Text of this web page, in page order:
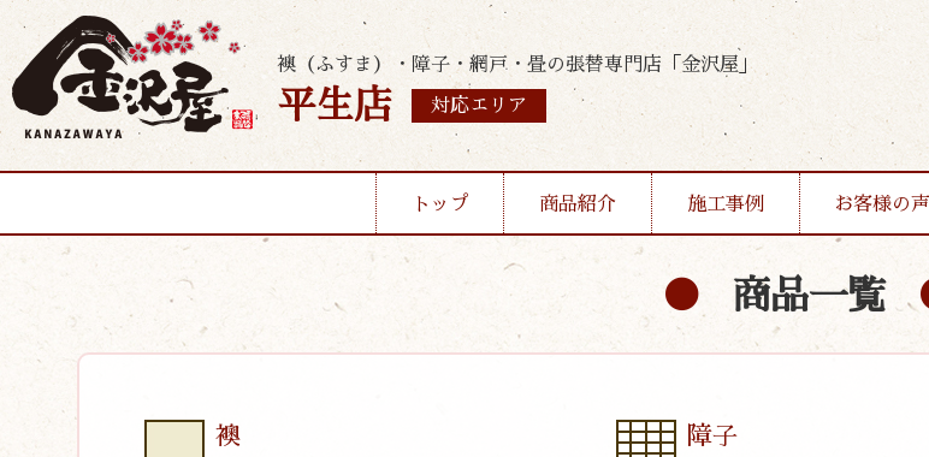
襖（ふすま）・障子・網戸・畳の張替専門店「金沢屋」
平生店 対応エリア
トップ 商品紹介 施工事例 お客様の声
商品一覧
襖 障子